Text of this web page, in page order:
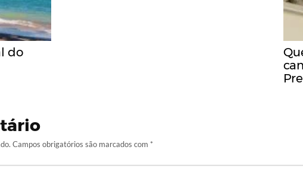
do
Campos obrigatórios são marcados com *